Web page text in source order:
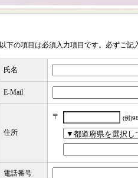
以下の項目は必須入力項目です。必ずご記
氏名
E-Mail
住所
〒 (例
電話番号